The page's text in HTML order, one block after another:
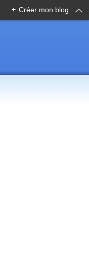
+ Créer mon blog